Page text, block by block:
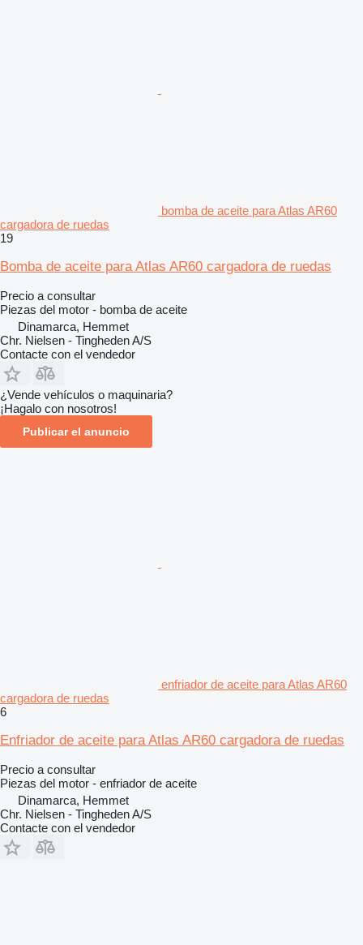
bomba de aceite para Atlas AR60
cargadora de ruedas
19
Bomba de aceite para Atlas AR60 cargadora de ruedas
Precio a consultar
Piezas del motor - bomba de aceite
Dinamarca, Hemmet
Chr. Nielsen - Tingheden A/S
Contacte con el vendedor
¿Vende vehículos o maquinaria?
¡Hagalo con nosotros!
Publicar el anuncio
enfriador de aceite para Atlas AR60
cargadora de ruedas
6
Enfriador de aceite para Atlas AR60 cargadora de ruedas
Precio a consultar
Piezas del motor - enfriador de aceite
Dinamarca, Hemmet
Chr. Nielsen - Tingheden A/S
Contacte con el vendedor